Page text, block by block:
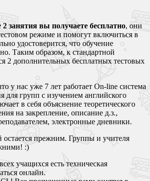
занятия вы получаете бесплатно, они
режиме и помогут включиться в
удостоверится, что обучение
Таким образом, к стандартной
2 дополнительных бесплатных тестовых
у нас уже 7 лет работает On-line система
для групп с изучением английского
в себя объяснение теоретического
на закрепление, описание д.з.,
электронные дневники.
остается прежним. Группы и учителя
:)
учащихся есть техническая
онлайн.